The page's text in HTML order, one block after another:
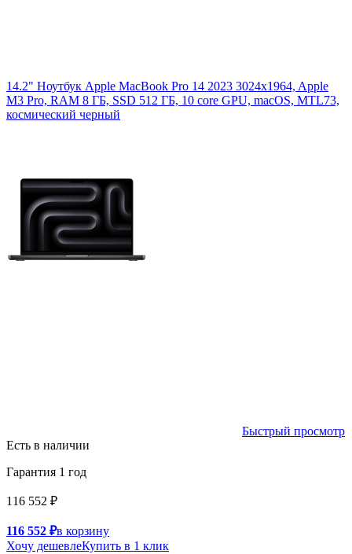
14.2" Ноутбук Apple MacBook Pro 14 2023 3024x1964, Apple
M3 Pro, RAM 8 ГБ, SSD 512 ГБ, 10 core GPU, macOS, MTL73,
космический черный
Быстрый просмотр
Есть в наличии
Гарантия 1 год
116 552 ₽
116 552 ₽в корзину
Хочу дешевлеКупить в 1 клик